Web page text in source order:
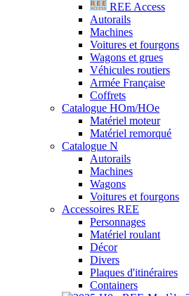
REE Access
Autorails
Machines
Voitures et fourgons
Wagons et grues
Véhicules routiers
Armée Française
Coffrets
Catalogue HOm/HOe
Matériel moteur
Matériel remorqué
Catalogue N
Autorails
Machines
Wagons
Voitures et fourgons
Accessoires REE
Personnages
Matériel roulant
Décor
Divers
Plaques d'itinéraires
Containers